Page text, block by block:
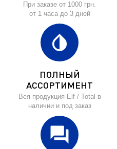
При заказе от 1000 грн.
от 1 часа до 3 дней
invert_colors
ПОЛНЫЙ
АССОРТИМЕНТ
Вся продукция Elf / Total в
наличии и под заказ
forum